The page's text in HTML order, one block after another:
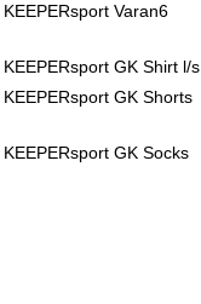
KEEPERsport Varan6
KEEPERsport GK Shirt l/s
KEEPERsport GK Shorts
KEEPERsport GK Socks